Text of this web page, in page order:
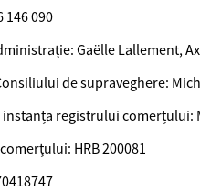
146 090
Gaëlle Lallement,
de supraveghere:
instanța registrului comerțului:
HRB 200081